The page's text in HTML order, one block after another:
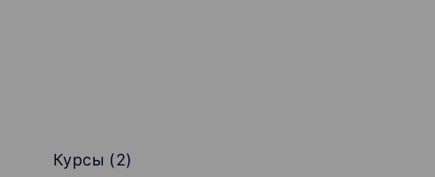
Курсы (2)